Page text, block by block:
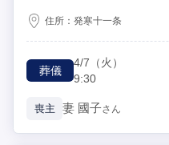
住所：発寒十一条
葬儀
4/7 （火）
9:30
喪主 妻 國子さん